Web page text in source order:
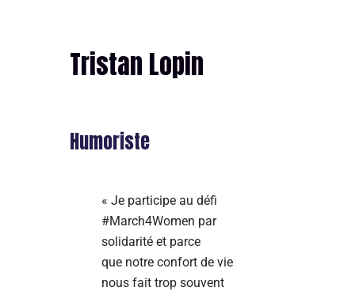
Tristan Lopin
Humoriste
« Je participe au défi
#March4Women par
solidarité et parce
que notre confort de vie
nous fait trop souvent